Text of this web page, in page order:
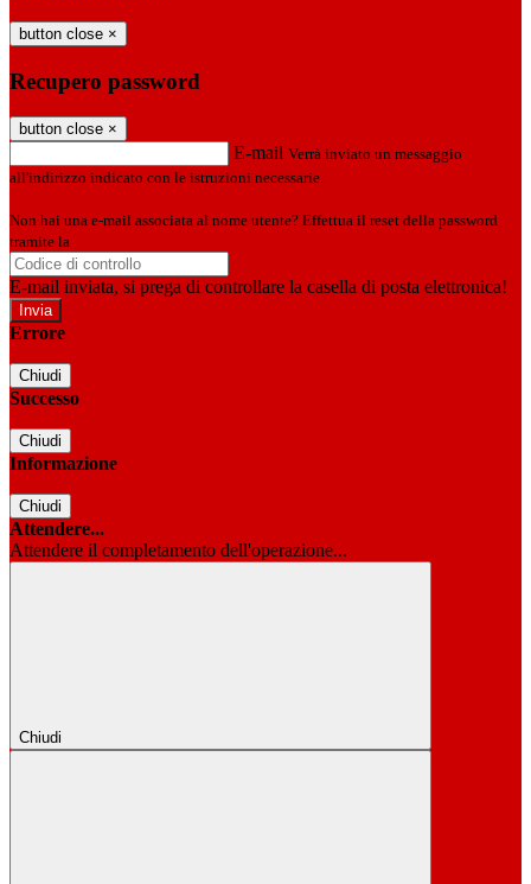
button close ×
Recupero password
button close ×
E-mail Verrà inviato un messaggio
all'indirizzo indicato con le istruzioni necessarie.
Non hai una e-mail associata al nome utente? Effettua il reset della password
tramite la
E-mail inviata, si prega di controllare la casella di posta elettronica!
Errore
Chiudi
Successo
Chiudi
Informazione
Chiudi
Attendere...
Attendere il completamento dell'operazione...
Chiudi